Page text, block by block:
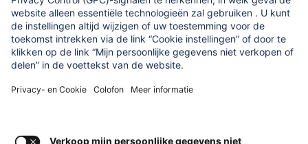
SIXT Share
SIXT Ride
SIXT+